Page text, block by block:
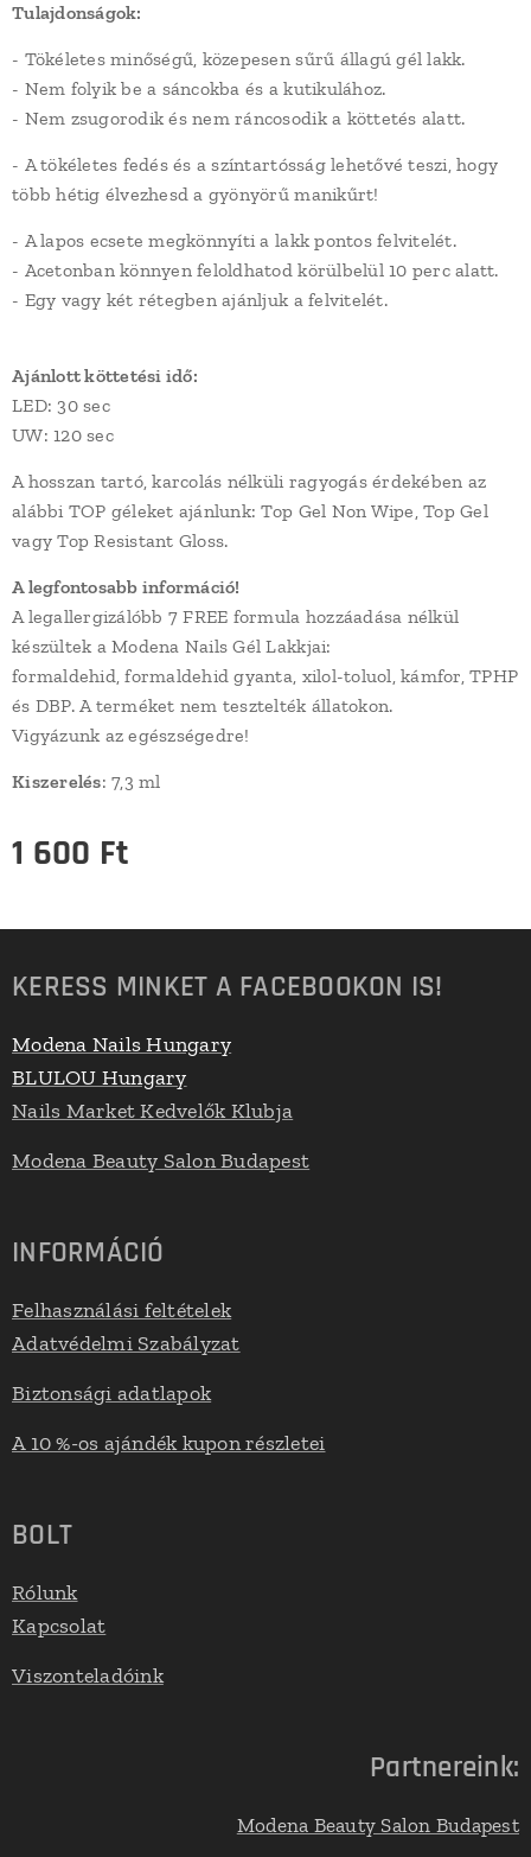
Tulajdonságok:
- Tökéletes minőségű, közepesen sűrű állagú gél lakk.
- Nem folyik be a sáncokba és a kutikulához.
- Nem zsugorodik és nem ráncosodik a köttetés alatt.
- A tökéletes fedés és a színtartósság lehetővé teszi, hogy
több hétig élvezhesd a gyönyörű manikűrt!
- A lapos ecsete megkönnyíti a lakk pontos felvitelét.
- Acetonban könnyen feloldhatod körülbelül 10 perc alatt.
- Egy vagy két rétegben ajánljuk a felvitelét.
Ajánlott köttetési idő:
LED: 30 sec
UW: 120 sec
A hosszan tartó, karcolás nélküli ragyogás érdekében az
alábbi TOP géleket ajánlunk: Top Gel Non Wipe, Top Gel
vagy Top Resistant Gloss.
A legfontosabb információ!
A legallergizálóbb 7 FREE formula hozzáadása nélkül
készültek a Modena Nails Gél Lakkjai:
formaldehid, formaldehid gyanta, xilol-toluol, kámfor, TPHP
és DBP. A terméket nem tesztelték állatokon.
Vigyázunk az egészségedre!
Kiszerelés: 7,3 ml
1 600 Ft
KERESS MINKET A FACEBOOKON IS!
Modena Nails Hungary
BLULOU Hungary
Nails Market Kedvelők Klubja
Modena Beauty Salon Budapest
INFORMÁCIÓ
Felhasználási feltételek
Adatvédelmi Szabályzat
Biztonsági adatlapok
A 10 %-os ajándék kupon részletei
BOLT
Rólunk
Kapcsolat
Viszonteladóink
Partnereink:
Modena Beauty Salon Budapest